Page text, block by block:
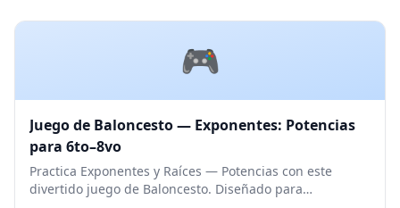
🎮
Juego de Baloncesto — Exponentes: Potencias
para 6to–8vo
Practica Exponentes y Raíces — Potencias con este
divertido juego de Baloncesto. Diseñado para